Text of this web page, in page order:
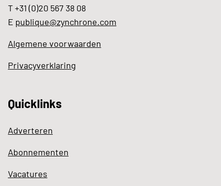
T +31 (0)20 567 38 08
E publique@zynchrone.com
Algemene voorwaarden
Privacyverklaring
Quicklinks
Adverteren
Abonnementen
Vacatures